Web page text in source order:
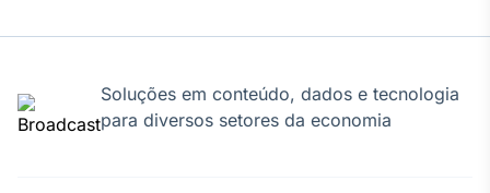
Soluções em conteúdo, dados e tecnologia
para diversos setores da economia